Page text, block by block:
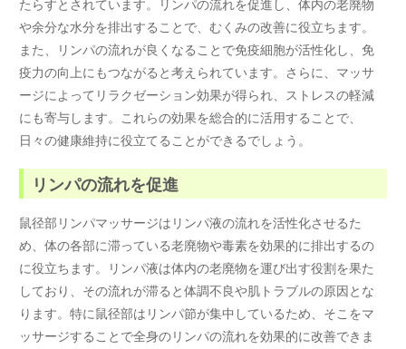
や余分な水分を排出することで、むくみの改善に役立ちます。
また、リンパの流れが良くなることで免疫細胞が活性化し、免
疫力の向上にもつながると考えられています。さらに、マッサ
ージによってリラクゼーション効果が得られ、ストレスの軽減
にも寄与します。これらの効果を総合的に活用することで、
日々の健康維持に役立てることができるでしょう。
リンパの流れを促進
鼠径部リンパマッサージはリンパ液の流れを活性化させるた
め、体の各部に滞っている老廃物や毒素を効果的に排出するの
に役立ちます。リンパ液は体内の老廃物を運び出す役割を果た
しており、その流れが滞ると体調不良や肌トラブルの原因とな
ります。特に鼠径部はリンパ節が集中しているため、そこをマ
ッサージすることで全身のリンパの流れを効果的に改善できま